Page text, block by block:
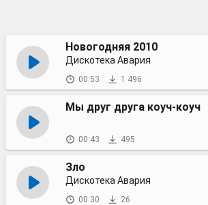
Новогодняя 2010
Дискотека Авария
00:53 1 496
Мы друг друга коуч-коуч
00:43 495
Зло
Дискотека Авария
00:30 26